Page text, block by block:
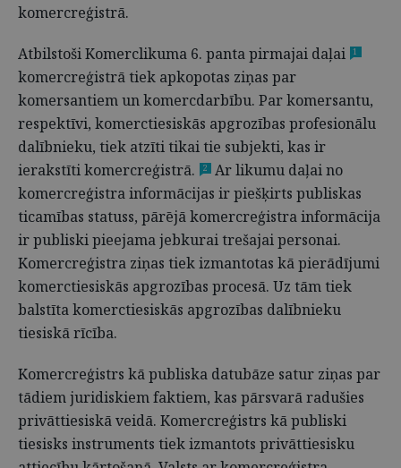
komercreģistrā.
Atbilstoši Komerclikuma 6. panta pirmajai daļai 1
komercreģistrā tiek apkopotas ziņas par
komersantiem un komercdarbību. Par komersantu,
respektīvi, komerctiesiskās apgrozības profesionālu
dalībnieku, tiek atzīti tikai tie subjekti, kas ir
ierakstīti komercreģistrā.
2
Ar likumu daļai no
komercreģistra informācijas ir piešķirts publiskas
ticamības statuss, pārējā komercreģistra informācija
ir publiski pieejama jebkurai trešajai personai.
Komercreģistra ziņas tiek izmantotas kā pierādījumi
komerctiesiskās apgrozības procesā. Uz tām tiek
balstīta komerctiesiskās apgrozības dalībnieku
tiesiskā rīcība.
Komercreģistrs kā publiska datubāze satur ziņas par
tādiem juridiskiem faktiem, kas pārsvarā radušies
privāttiesiskā veidā. Komercreģistrs kā publiski
tiesisks instruments tiek izmantots privāttiesisku